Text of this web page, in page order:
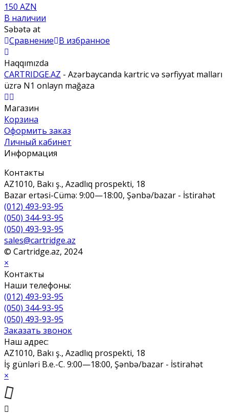
150 AZN
В наличии
Səbətə at
Сравнение В избранное
Haqqımızda
CARTRIDGE.AZ - Azərbaycanda kartric və sərfiyyat malları
üzrə N1 onlayn mağaza
Магазин
Корзина
Оформить заказ
Личный кабинет
Информация
Контакты
AZ1010, Bakı ş., Azadlıq prospekti, 18
Bazar ertəsi-Cümə: 9:00—18:00, Şənbə/bazar - İstirahət
(012) 493-93-95
(050) 344-93-95
(050) 493-93-95
sales@cartridge.az
© Cartridge.az, 2024
×
Контакты
Наши телефоны:
(012) 493-93-95
(050) 344-93-95
(050) 493-93-95
Заказать звонок
Наш адрес:
AZ1010, Bakı ş., Azadlıq prospekti, 18
İş günləri B.e.-C. 9:00—18:00, Şənbə/bazar - İstirahət
×